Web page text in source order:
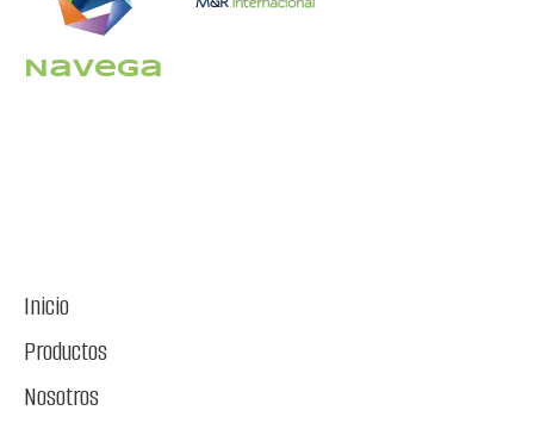
Navega
Inicio
Productos
Nosotros